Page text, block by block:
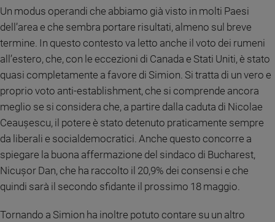
streaming
Libri
Musica
Arte
Famiglia
ed
educazione
Genitori
e
figli
Nonni
Coppia
e
Un modus operandi che abbiamo già visto in molti Paesi
dell’area e che sembra portare risultati, almeno sul breve
termine. In questo contesto va letto anche il voto dei rumeni
all’estero, che, con le eccezioni di Canada e Stati Uniti, è stato
quasi completamente a favore di Simion. Si tratta di un vero e
proprio voto anti-establishment, che si comprende ancora
meglio se si considera che, a partire dalla caduta di Nicolae
Ceaușescu, il potere è stato detenuto praticamente sempre
da liberali e socialdemocratici. Anche questo concorre a
spiegare la buona affermazione del sindaco di Bucharest,
Nicușor Dan, che ha raccolto il 20,9% dei consensi e che
quindi sarà il secondo sfidante il prossimo 18 maggio.
Tornando a Simion ha inoltre potuto contare su un altro